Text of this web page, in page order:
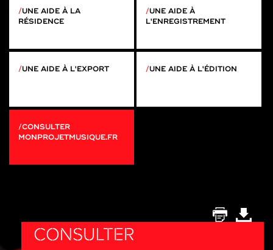
UNE AIDE À LA
RÉSIDENCE
UNE AIDE À
L'ENREGISTREMENT
UNE AIDE À L'EXPORT UNE AIDE À L'ÉDITION
CONSULTER
MONPROJETMUSIQUE.FR
CONSULTER